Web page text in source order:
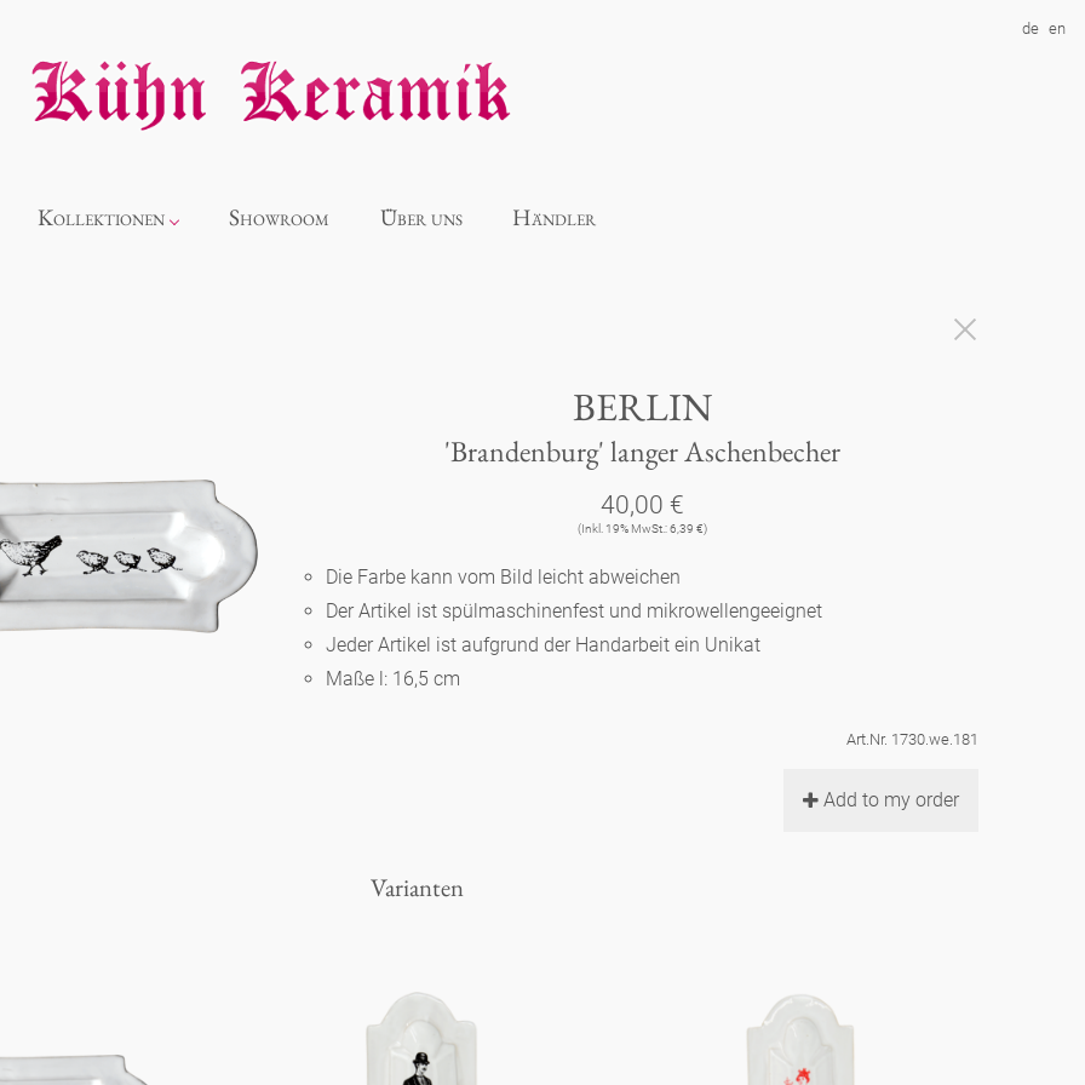
de en
Kollektionen
Souvenir
Berlin
Showroom Über uns Händler
BERLIN
'Brandenburg' langer Aschenbecher
40,00 €
(Inkl. 19% MwSt.: 6,39 €)
Die Farbe kann vom Bild leicht abweichen
Der Artikel ist spülmaschinenfest und mikrowellengeeignet
Jeder Artikel ist aufgrund der Handarbeit ein Unikat
Maße l: 16,5 cm
Art.Nr. 1730.we.181
Add to my order
Varianten